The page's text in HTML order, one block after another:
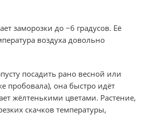
заморозки до −6 градусов. Её
воздуха довольно
посадить рано весной или
пробовала), она быстро идёт
жёлтенькими цветами. Растение,
скачков температуры,